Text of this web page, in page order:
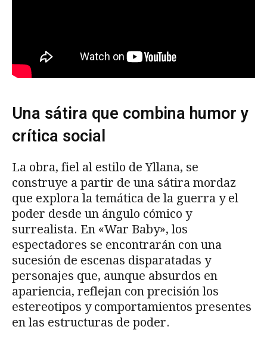
Una sátira que combina humor y
crítica social
La obra, fiel al estilo de Yllana, se
construye a partir de una sátira mordaz
que explora la temática de la guerra y el
poder desde un ángulo cómico y
surrealista. En «War Baby», los
espectadores se encontrarán con una
sucesión de escenas disparatadas y
personajes que, aunque absurdos en
apariencia, reflejan con precisión los
estereotipos y comportamientos presentes
en las estructuras de poder.